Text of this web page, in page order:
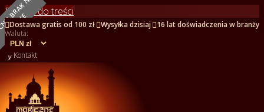
Przejdź do treści
Dostawa gratis od 100 zł Wysyłka dzisiaj 16 lat doświadczenia w branży
Waluta:
 Kontakt
E